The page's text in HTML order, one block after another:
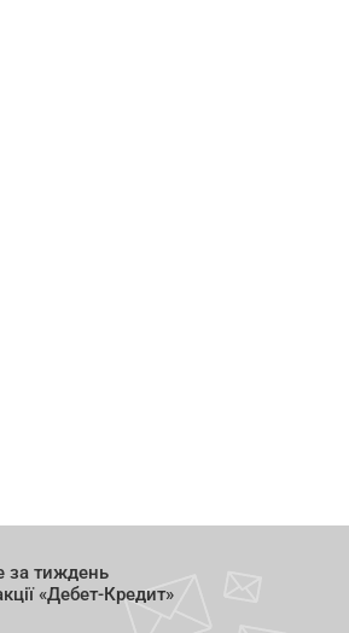
за тиждень
«Дебет-Кредит»